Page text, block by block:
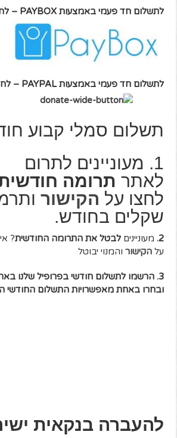
לתשלום חד פעמי באמצעות PAYBOX – לחיצה על הלוגו->
לתשלום חד פעמי באמצעות PAYPAL – לחיצה על הבאנר ->
תשלום סמלי קבוע
1. מעוניינים לתרום
לאתר תרומה
לחצו על הקישור
שקלים בחודש.
2. מעונייניםלבטל את התרומה החודשית?
עלהקישור והמנוי יבוטל
ובחרו באחת מאפשרויות התשלום החודשי
להעברה בנקאית